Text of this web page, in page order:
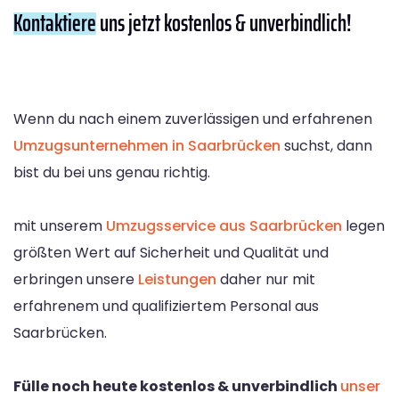
Kontaktiereuns jetzt kostenlos & unverbindlich!
Wenn du nach einem zuverlässigen und erfahrenen
Umzugsunternehmen in Saarbrücken suchst, dann
bist du bei uns genau richtig.
mit unserem Umzugsservice aus Saarbrücken legen
größten Wert auf Sicherheit und Qualität und
erbringen unsere Leistungen daher nur mit
erfahrenem und qualifiziertem Personal aus
Saarbrücken.
Fülle noch heute kostenlos & unverbindlich unser